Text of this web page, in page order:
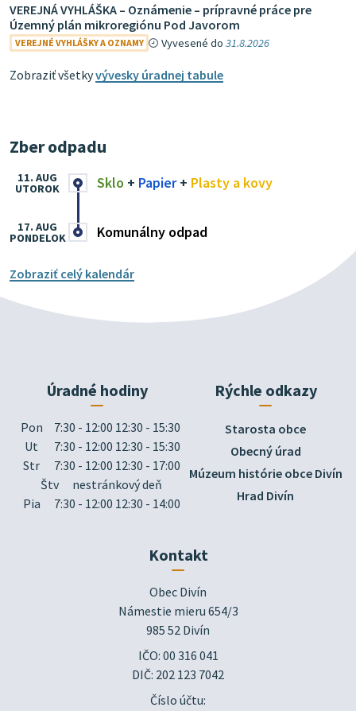
VEREJNÁ VYHLÁŠKA – Oznámenie – prípravné práce pre
Územný plán mikroregiónu Pod Javorom
VEREJNÉ VYHLÁŠKY A OZNAMY Vyvesené do31.8.2026
Zobraziť všetkyvývesky úradnej tabule
Zber odpadu
Sklo + Papier+ Plasty a kovy
11. AUG
UTOROK
Komunálny odpad
17. AUG
PONDELOK
Zobraziť celý kalendár
Úradné hodiny
Pon
7:30 - 12:00 12:30 - 15:30
Ut
7:30 - 12:00 12:30 - 15:30
Str
7:30 - 12:00 12:30 - 17:00
Štv
nestránkový deň
Pia
7:30 - 12:00 12:30 - 14:00
Rýchle odkazy
Starosta obce
Obecný úrad
Múzeum histórie obce Divín
Hrad Divín
Kontakt
Obec Divín
Námestie mieru 654/3
985 52 Divín
IČO: 00 316 041
DIČ: 202 123 7042
Číslo účtu: